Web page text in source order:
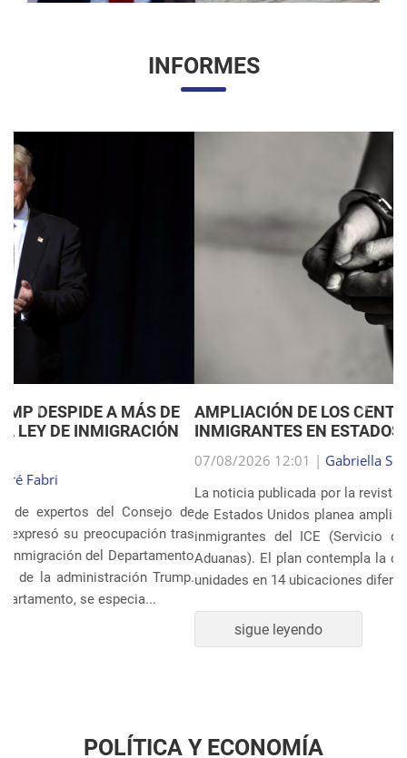
INFORMES
AMPLIACIÓN DE LOS CENTROS DE DETENCIÓN DE
INMIGRANTES EN ESTADOS UNIDOS
Gabriella Schimpl Tebar Anunciação
La noticia publicada por la revista TIME revela que el gobierno
de Estados Unidos planea ampliar el sistema de detención de
inmigrantes del ICE (Servicio de Inmigración y Control de
Aduanas). El plan contempla la construcción o ampliación de
unidades en 14 ubicaciones diferentes, incluye...
Anterior
POLÍTICA Y ECONOMÍA